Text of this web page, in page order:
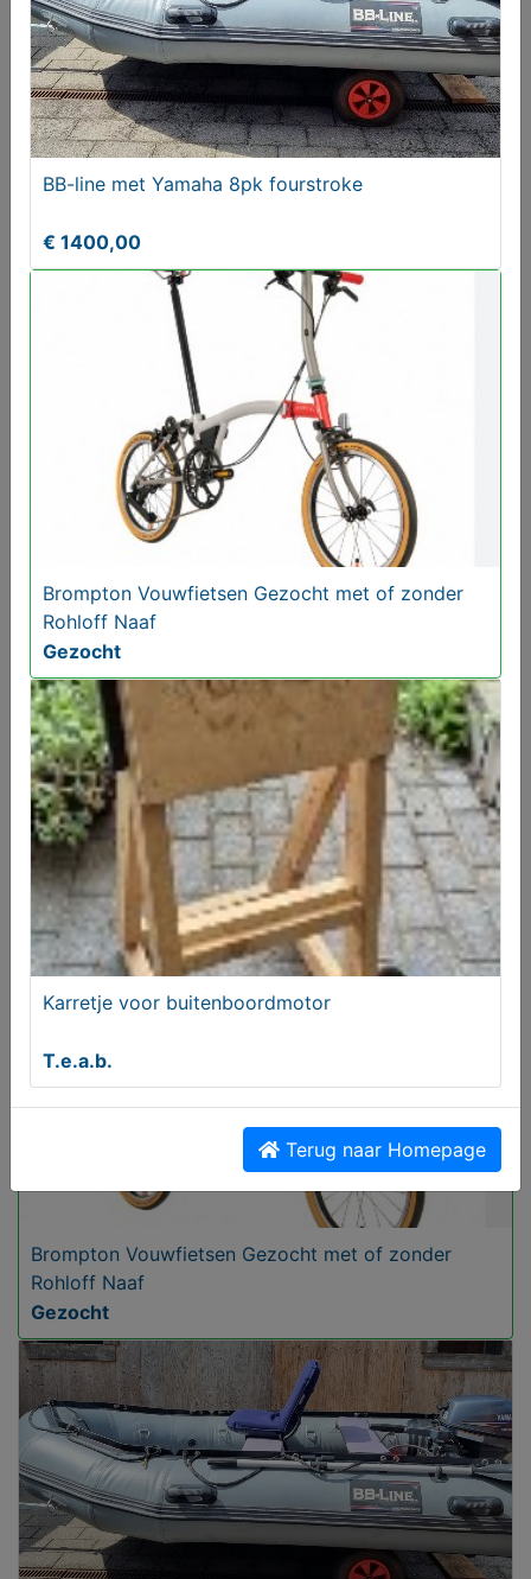
Riese Birdy Müller en of Brompton Vouwfietsen
Gezocht
Gezocht
Karretje voor buitenboordmotor
Te koop houten Schakel
T.e.a.b.
Brompton Vouwfietsen Gezocht met of zonder
Rohloff Naaf
Gezocht
BB-line met Yamaha 8pk fourstroke
€ 1400,00
Brompton Vouwfietsen Gezocht met of zonder
Rohloff Naaf
Gezocht
Karretje voor buitenboordmotor
T.e.a.b.
Terug naar Homepage